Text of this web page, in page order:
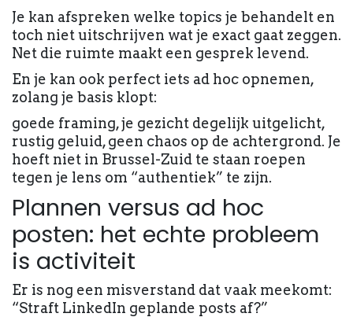
Je kan afspreken welke topics je behandelt en
toch niet uitschrijven wat je exact gaat zeggen.
Net die ruimte maakt een gesprek levend.
En je kan ook perfect iets ad hoc opnemen,
zolang je basis klopt:
goede framing, je gezicht degelijk uitgelicht,
rustig geluid, geen chaos op de achtergrond. Je
hoeft niet in Brussel-Zuid te staan roepen
tegen je lens om “authentiek” te zijn.
Plannen versus ad hoc
posten: het echte probleem
is activiteit
Er is nog een misverstand dat vaak meekomt:
“Straft LinkedIn geplande posts af?”